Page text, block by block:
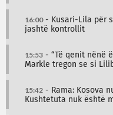
16:00- Kusari-Lila për
jashtë kontrollit
15:53 - “Të qenit nënë
Markle tregon se si
15:42 - Rama: Kosova
Kushtetuta nuk është